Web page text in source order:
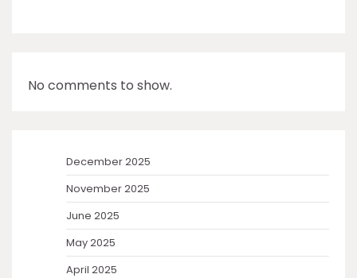
No comments to show.
December 2025
November 2025
June 2025
May 2025
April 2025